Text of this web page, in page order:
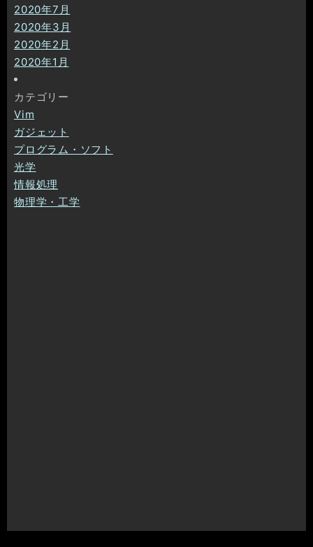
2020年7月
2020年3月
2020年2月
2020年1月
カテゴリー
Vim
ガジェット
プログラム・ソフト
光学
情報処理
物理学・工学